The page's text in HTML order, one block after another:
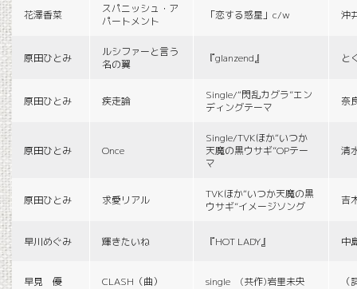
花澤香菜
スパニッシュ・ア
パートメント
「恋する惑星」c/w 沖
原田ひとみ
ルシファーと言う
名の翼
『glanzend』 と
原田ひとみ 疾走論
Single/“閃乱カグラ”エン
ディングテーマ
奈
原田ひとみ Once
Single/TVKほか“いつか
天魔の黒ウサギ”OPテー
マ
清
原田ひとみ 求愛リアル
TVKほか“いつか天魔の黒
ウサギ”イメージソング
吉
早川めぐみ 輝きたいね 『HOT LADY』 中
早見 優 CLASH（曲） single (共作)岩里未央